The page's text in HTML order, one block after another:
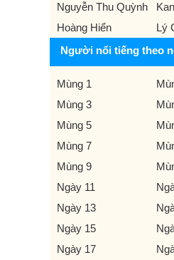
Nguyễn Thu Quỳnh
Hoàng Hiển
Lý
Người nổi tiếng theo
Mùng 1
Mùng 3
Mùng 5
Mùng 7
Mùng 9
Ngày 11
Ngày 13
Ngày 15
Ngày 17